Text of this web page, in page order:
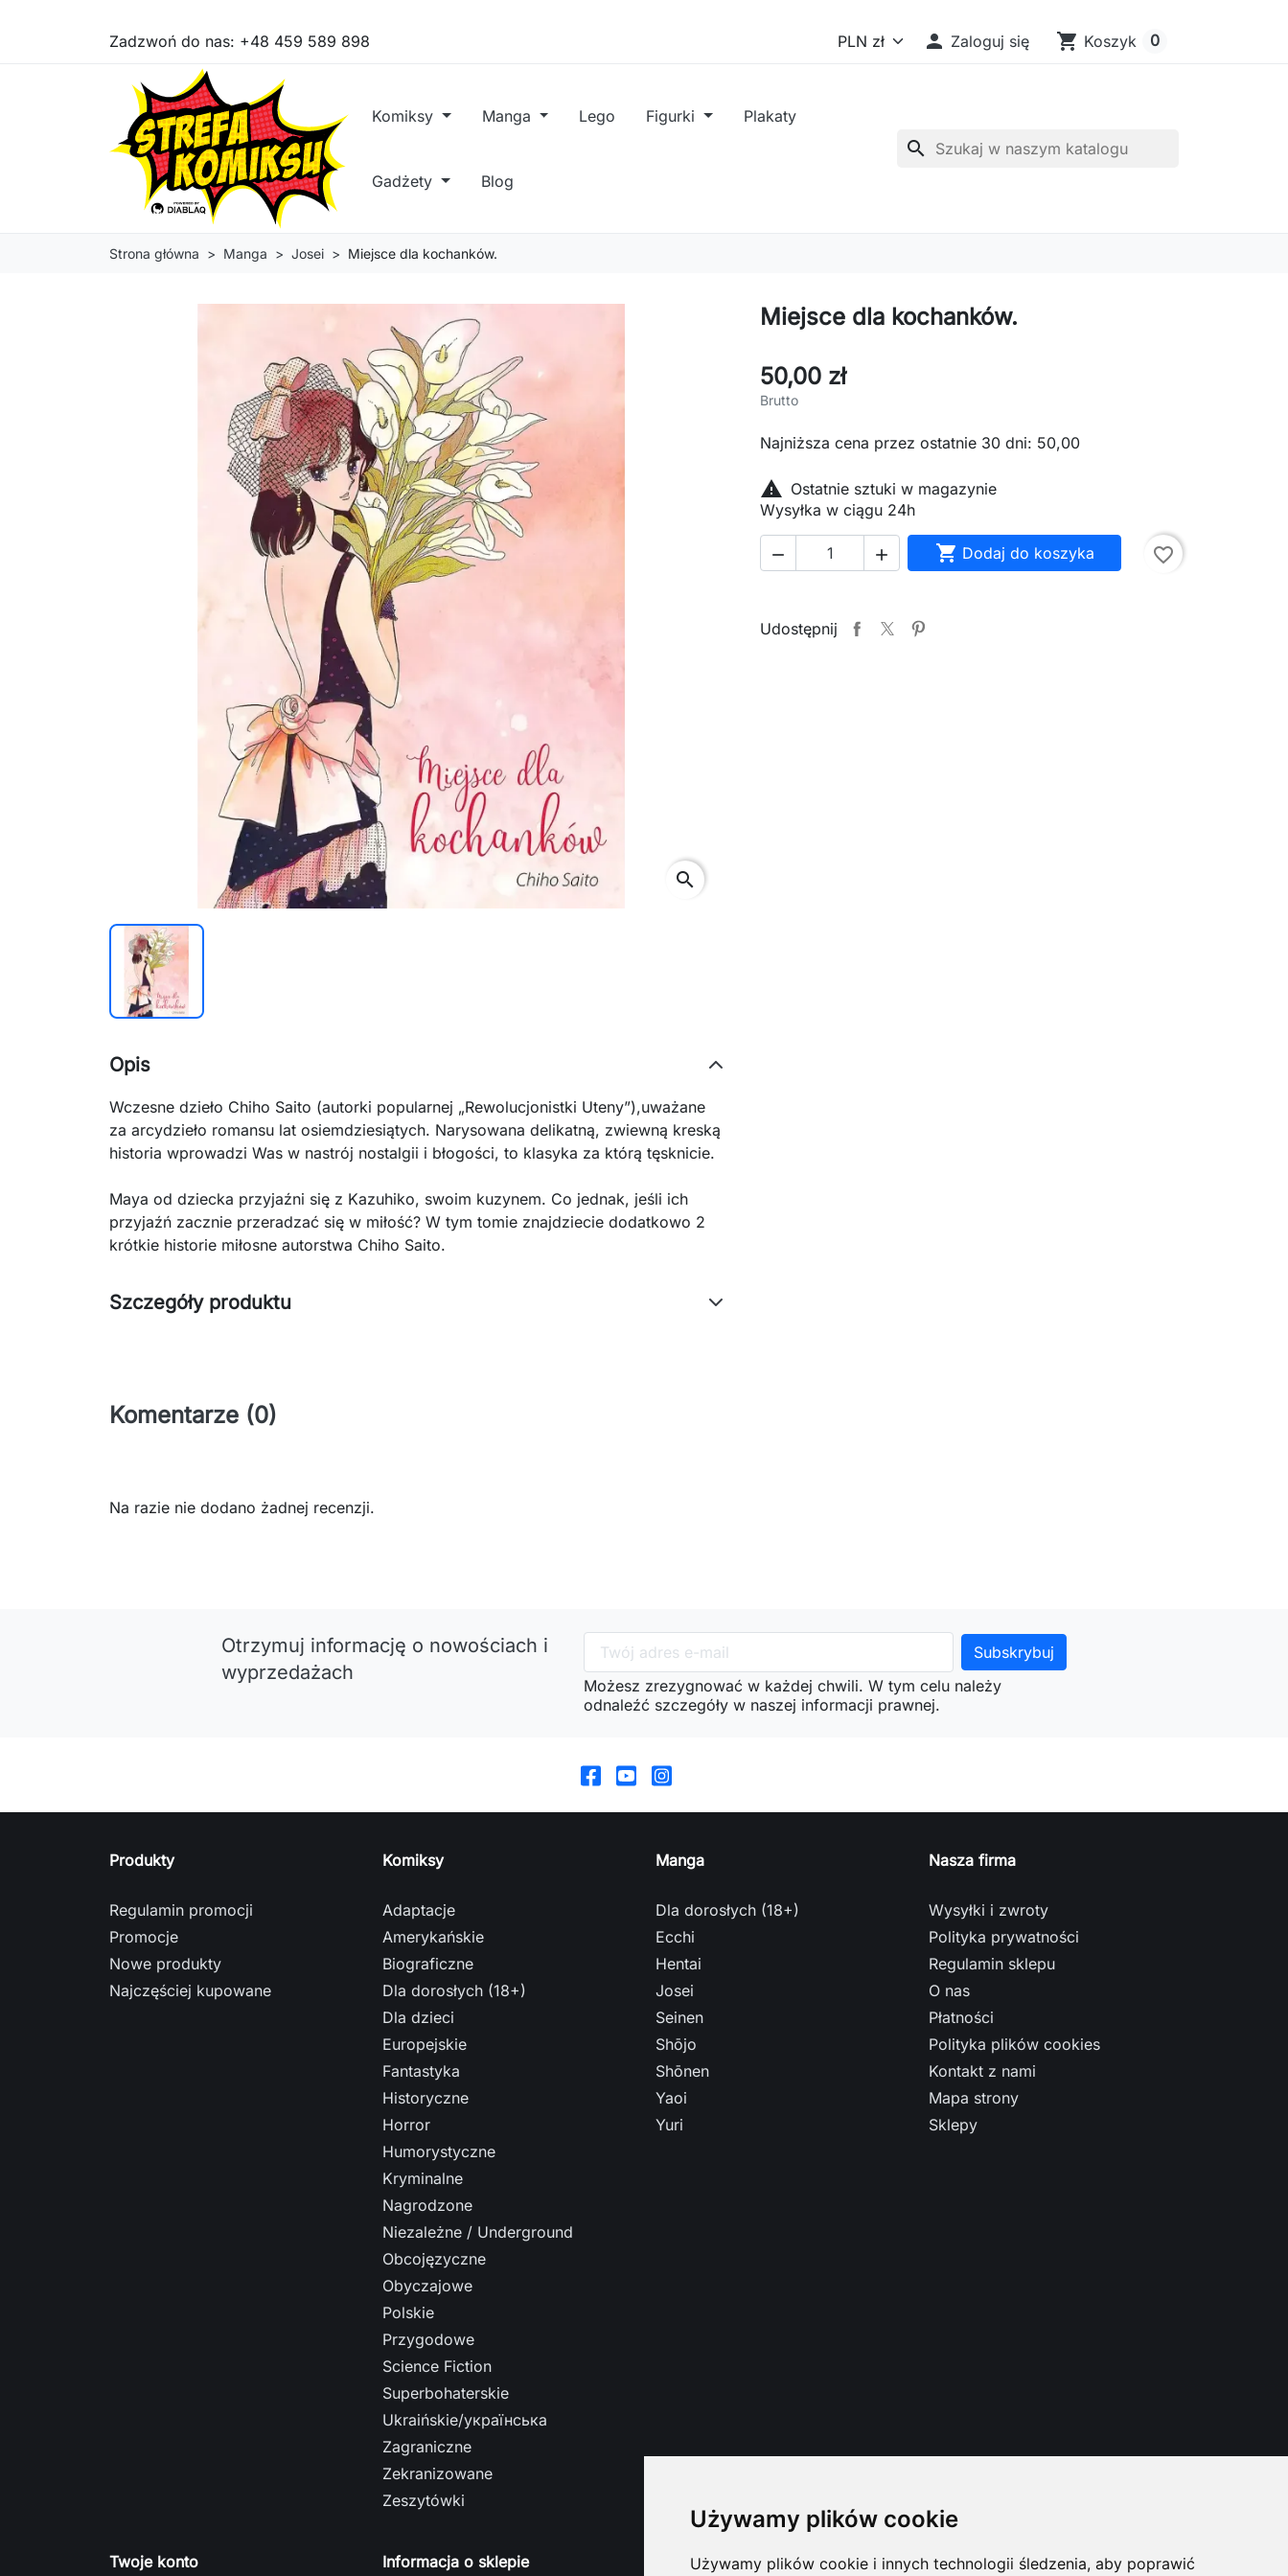
Używamy plików cookie
Używamy plików cookie i innych technologii śledzenia, aby poprawić
Zadzwoń do nas: +48 459 589 898  Zaloguj się shopping_cart Koszyk 0
Komiksy Manga Lego Figurki Plakaty
Gadżety Blog
search
Strona główna Manga Josei Miejsce dla kochanków.
search
Miejsce dla kochanków.
50,00 zł
Brutto
Najniższa cena przez ostatnie 30 dni: 50,00
 Ostatnie sztuki w magazynie
Wysyłka w ciągu 24h
   Dodaj do koszyka favorite_border
Udostępnij
Opis
Wczesne dzieło Chiho Saito (autorki popularnej „Rewolucjonistki Uteny”),uważane
za arcydzieło romansu lat osiemdziesiątych. Narysowana delikatną, zwiewną kreską
historia wprowadzi Was w nastrój nostalgii i błogości, to klasyka za którą tęsknicie.
Maya od dziecka przyjaźni się z Kazuhiko, swoim kuzynem. Co jednak, jeśli ich
przyjaźń zacznie przeradzać się w miłość? W tym tomie znajdziecie dodatkowo 2
krótkie historie miłosne autorstwa Chiho Saito.
Szczegóły produktu
Komentarze (0)
Na razie nie dodano żadnej recenzji.
Otrzymuj informację o nowościach i
wyprzedażach
Możesz zrezygnować w każdej chwili. W tym celu należy
odnaleźć szczegóły w naszej informacji prawnej.
Produkty
Regulamin promocji
Promocje
Nowe produkty
Najczęściej kupowane
Komiksy
Adaptacje
Amerykańskie
Biograficzne
Dla dorosłych (18+)
Dla dzieci
Europejskie
Fantastyka
Historyczne
Horror
Humorystyczne
Kryminalne
Nagrodzone
Niezależne / Underground
Obcojęzyczne
Obyczajowe
Polskie
Przygodowe
Science Fiction
Superbohaterskie
Ukraińskie/українська
Zagraniczne
Zekranizowane
Zeszytówki
Manga
Dla dorosłych (18+)
Ecchi
Hentai
Josei
Seinen
Shōjo
Shōnen
Yaoi
Yuri
Nasza firma
Wysyłki i zwroty
Polityka prywatności
Regulamin sklepu
O nas
Płatności
Polityka plików cookies
Kontakt z nami
Mapa strony
Sklepy
Twoje konto Informacja o sklepie